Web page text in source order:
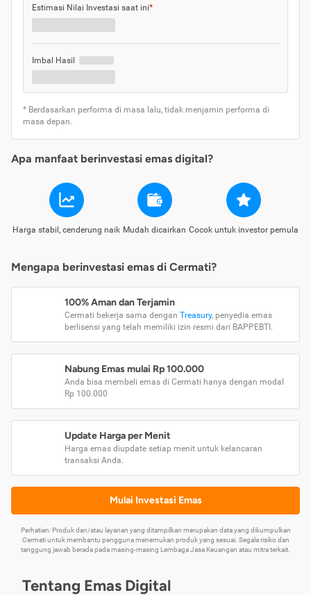
Estimasi Nilai Investasi saat ini*
Imbal Hasil
* Berdasarkan performa di masa lalu, tidak menjamin performa di
masa depan.
Apa manfaat berinvestasi emas digital?
Harga stabil, cenderung naik Mudah dicairkan Cocok untuk investor pemula
Mengapa berinvestasi emas di Cermati?
100% Aman dan Terjamin
Cermati bekerja sama dengan Treasury, penyedia emas
berlisensi yang telah memiliki izin resmi dari BAPPEBTI.
Nabung Emas mulai Rp 100.000
Anda bisa membeli emas di Cermati hanya dengan modal
Rp 100.000
Update Harga per Menit
Harga emas diupdate setiap menit untuk kelancaran
transaksi Anda.
Mulai Investasi Emas
Perhatian: Produk dan/atau layanan yang ditampilkan merupakan data yang dikumpulkan
Cermati untuk membantu pengguna menemukan produk yang sesuai. Segala risiko dan
tanggung jawab berada pada masing-masing Lembaga Jasa Keuangan atau mitra terkait.
Tentang Emas Digital